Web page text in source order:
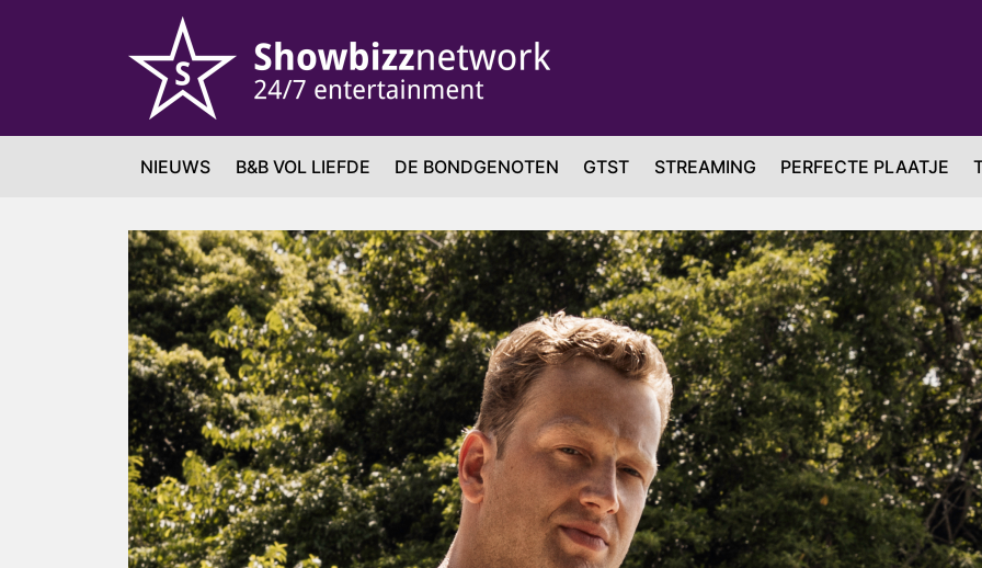
NIEUWS B&B VOL LIEFDE DE BONDGENOTEN GTST STREAMING PERFECTE PLAATJE